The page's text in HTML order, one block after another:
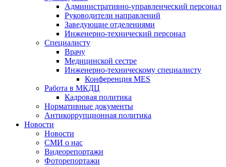
Административно-управленческий персонал
Руководители направлений
Заведующие отделениями
Инженерно-технический персонал
Специалисту
Врачу
Медицинской сестре
Инженерно-техническому специалисту
Конференция MES
Работа в МКДЦ
Кадровая политика
Нормативные документы
Антикоррупционная политика
Новости
Новости
СМИ о нас
Видеорепортажи
Фоторепортажи